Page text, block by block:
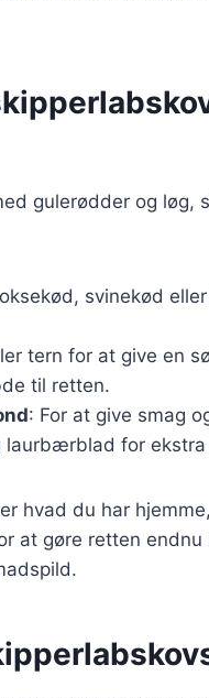
gulerødder og løg,
svinekød
tern for at give en
til retten.
: For at give smag
laurbærblad for ekstra
hvad du har
at gøre retten